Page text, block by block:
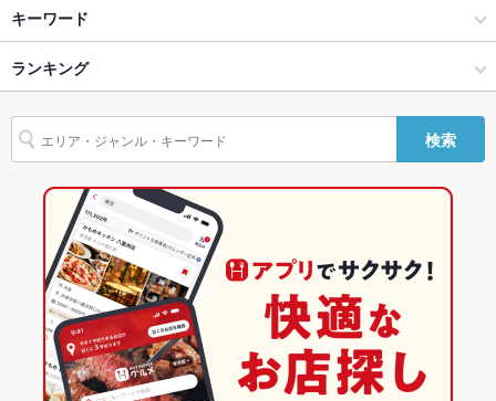
Wi-Fi
バリアフリ
ー
駐車場 あり ：※駐車場は5台ご用意あり◎
その他設備 －
その他
飲み放題 なし
食べ放題 なし
しゃぶしゃぶ・すき焼き
名護・恩納村・本部町 × 和食
名護・恩納村・本部町 × しゃぶしゃぶ・すき焼き
居酒屋
名護・恩納村・本部町 × 居酒屋
名護・恩納村・本部町 × 和風
恩納村
恩納村 × 和食
恩納村 × しゃぶしゃぶ・すき焼き
恩納村 × 居酒屋
恩納村 × 和風
沖縄 × 和食
沖縄 × しゃぶしゃぶ・すき焼き
キーワード
沖縄料理 デザート
ランキング
沖縄のグルメランキング
沖縄の和食ランキング
沖縄のしゃぶしゃぶ・すき焼きランキング
名護・恩納村・本部町のグルメランキング
名護・恩納村・本部町の和食ランキング
名護・恩納村・本部町のしゃぶしゃぶ・すき焼きランキング
検索